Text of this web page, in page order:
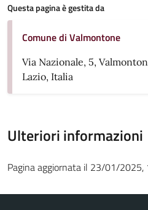
Questa pagina è gestita da
Comune di Valmontone
Via Nazionale, 5,
Lazio, Italia
Ulteriori informazioni
Pagina aggiornata il 23/01/2025,